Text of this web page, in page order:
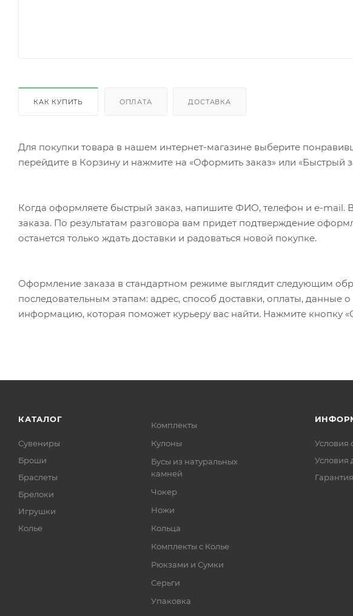
КАК КУПИТЬ ОПЛАТА ДОСТАВКА
Для покупки товара в нашем интернет-магазине выберите
перейдите в Корзину и нажмите на «Оформить заказ» или «Быстрый
Когда оформляете быстрый заказ, напишите ФИО, телефон и e-mail.
заказа. По результатам разговора вам придет подтверждение
останется только ждать доставки и радоваться новой покупке.
Оформление заказа в стандартном режиме выглядит следующим
последовательным этапам: адрес, способ доставки, оплаты, данные
информацию, которая поможет курьеру вас найти. Нажмите кнопку
КАТАЛОГ
Сувениры
Броши
Браслеты
Брелоки
Игрушки
Колье
Комплекты
Кулоны
Бусы из натуральных
камней
Чокер
Ножи
Кольца
Комплекты с Колье
Рюкзами и Сумки
Серьги
Упаковка
Условия
Условия